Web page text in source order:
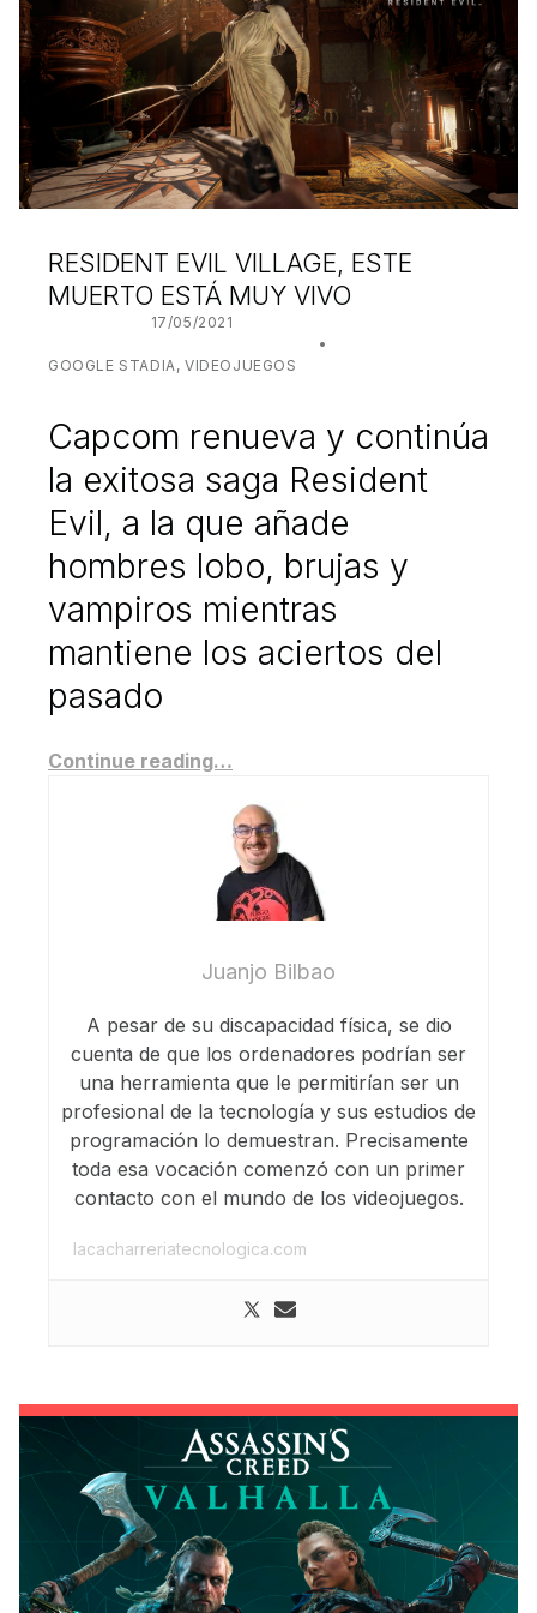
RESIDENT EVIL VILLAGE, ESTE
MUERTO ESTÁ MUY VIVO
17/05/2021
GOOGLE STADIA,VIDEOJUEGOS
Capcom renueva y continúa
la exitosa saga Resident
Evil, a la que añade
hombres lobo, brujas y
vampiros mientras
mantiene los aciertos del
pasado
Continue reading…
Juanjo Bilbao
A pesar de su discapacidad física, se dio
cuenta de que los ordenadores podrían ser
una herramienta que le permitirían ser un
profesional de la tecnología y sus estudios de
programación lo demuestran. Precisamente
toda esa vocación comenzó con un primer
contacto con el mundo de los videojuegos.
lacacharreriatecnologica.com